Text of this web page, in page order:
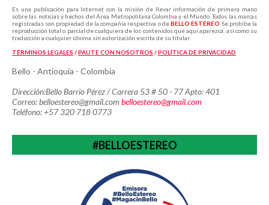
Es una publicación para Internet con la misión de llevar información de primera mano
sobre las noticias y hechos del Área Metropolitana Colombia y el Mundo. Todos las marcas
registradas son propiedad de la compañía respectiva o deBELLO ESTÉREO Se prohíbe la
reproducción total o parcial de cualquiera de los contenidos que aquí aparezca, así como su
traducción a cualquier idioma sin autorización escrita de su titular.
TÉRMINOS LEGALES /PAUTE CON NOSOTROS /POLÍTICADE PRIVACIDAD
Bello - Antioquia - Colombia
Dirección:Bello Barrio Pérez / Carrera 53 # 50 - 77 Apto: 401
Correo: belloestereo@gmail.combelloestereo@gmail.com
Teléfono: +57 320 718 0773
#BELLOESTEREO